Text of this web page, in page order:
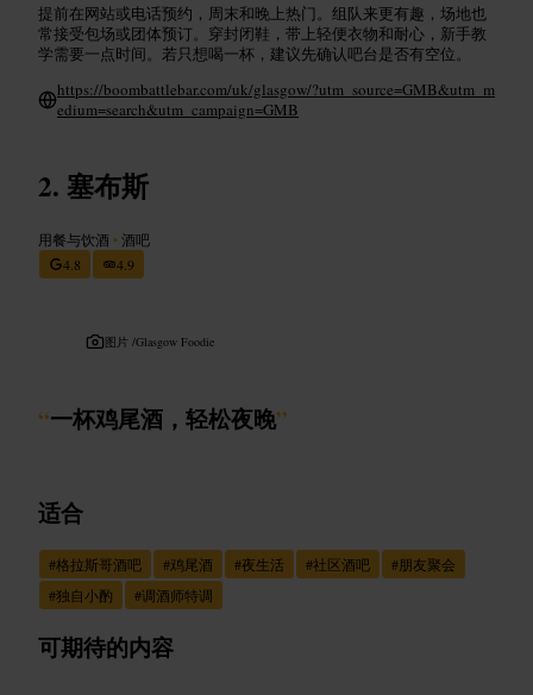
提前在网站或电话预约，周末和晚上热门。组队来更有趣，场地也
常接受包场或团体预订。穿封闭鞋，带上轻便衣物和耐心，新手教
学需要一点时间。若只想喝一杯，建议先确认吧台是否有空位。
https://boombattlebar.com/uk/glasgow/?utm_source=GMB&utm_m
edium=search&utm_campaign=GMB
塞布斯
用餐与饮酒 •酒吧
4.8
4.9
图片 /Glasgow Foodie
“一杯鸡尾酒，轻松夜晚”
适合
#格拉斯哥酒吧 #鸡尾酒 #夜生活 #社区酒吧 #朋友聚会
#独自小酌 #调酒师特调
可期待的内容